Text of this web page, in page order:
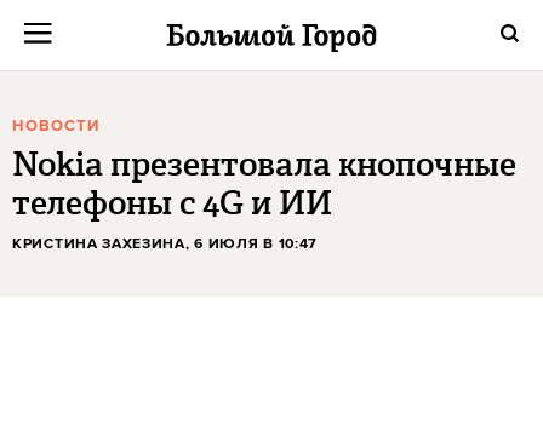
НОВОСТИ
Nokia презентовала кнопочные
телефоны с 4G и ИИ
КРИСТИНА ЗАХЕЗИНА, 6 ИЮЛЯ В 10:47